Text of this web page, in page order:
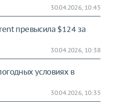
30.04.2026, 10:45
превысила $124 за
30.04.2026, 10:38
условиях в
30.04.2026, 10:35